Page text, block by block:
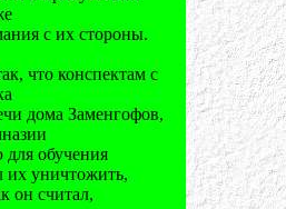
с их стороны.
что конспектам с
дома Заменгофов,
обучения
их уничтожить,
он считал,